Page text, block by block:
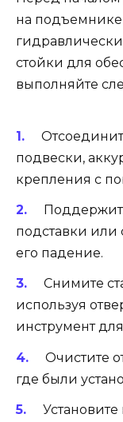
на
стойки для
выполняйте
подвески,
крепления с
подставки или
его падение.
Снимите
используя
инструмент
Очистите
где были